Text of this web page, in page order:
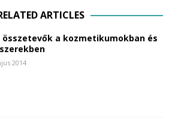
ARTICLES
összetevők a kozmetikumokban és
2014